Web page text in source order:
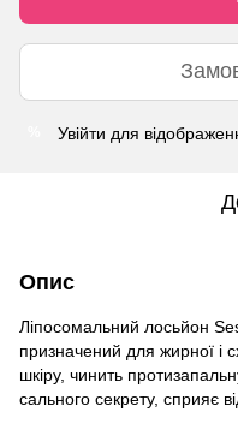
Увійти для
Опис
Ліпосомальний лосьйон
призначений для жирної і
шкіру, чинить
сального секрету, сприяє